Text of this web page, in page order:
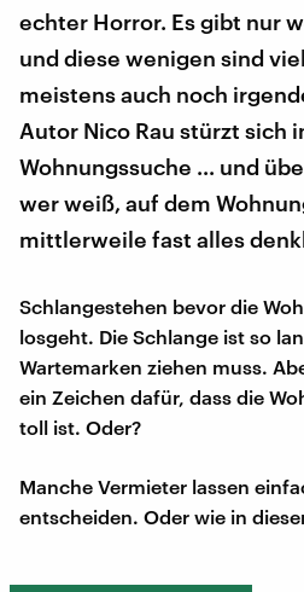
echter Horror. Es gibt nur
und diese wenigen sind
meistens auch noch
Autor Nico Rau stürzt sich
Wohnungssuche ... und
wer weiß, auf dem
mittlerweile fast alles
Schlangestehen bevor die
losgeht. Die Schlange ist so
Wartemarken ziehen muss.
ein Zeichen dafür, dass die
toll ist. Oder?
Manche Vermieter lassen
entscheiden. Oder wie in